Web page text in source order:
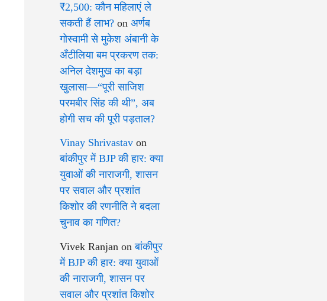
₹2,500: कौन महिलाएं ले
सकती हैं लाभ? on अर्णब
गोस्वामी से मुकेश अंबानी के
अँटीलिया बम प्रकरण तक:
अनिल देशमुख का बड़ा
खुलासा—“पूरी साजिश
परमबीर सिंह की थी”, अब
होगी सच की पूरी पड़ताल?
Vinay Shrivastav on
बांकीपुर में BJP की हार: क्या
युवाओं की नाराजगी, शासन
पर सवाल और प्रशांत
किशोर की रणनीति ने बदला
चुनाव का गणित?
Vivek Ranjan onबांकीपुर
में BJP की हार: क्या युवाओं
की नाराजगी, शासन पर
सवाल और प्रशांत किशोर